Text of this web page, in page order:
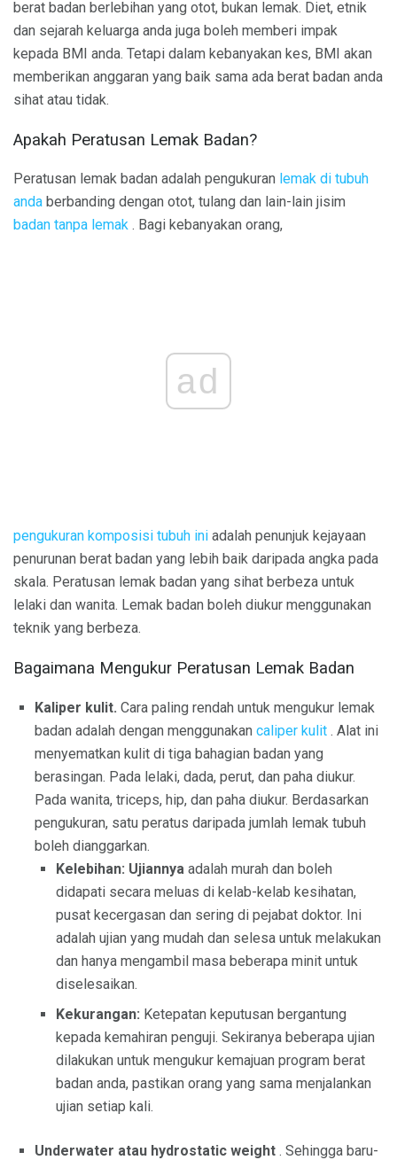
berat badan berlebihan yang otot, bukan lemak. Diet, etnik
dan sejarah keluarga anda juga boleh memberi impak
kepada BMI anda. Tetapi dalam kebanyakan kes, BMI akan
memberikan anggaran yang baik sama ada berat badan anda
sihat atau tidak.
Apakah Peratusan Lemak Badan?
Peratusan lemak badan adalah pengukuran lemak di tubuh
anda berbanding dengan otot, tulang dan lain-lain jisim
badan tanpa lemak . Bagi kebanyakan orang,
ad
pengukuran komposisi tubuh ini adalah penunjuk kejayaan
penurunan berat badan yang lebih baik daripada angka pada
skala. Peratusan lemak badan yang sihat berbeza untuk
lelaki dan wanita. Lemak badan boleh diukur menggunakan
teknik yang berbeza.
Bagaimana Mengukur Peratusan Lemak Badan
Kaliper kulit. Cara paling rendah untuk mengukur lemak
badan adalah dengan menggunakan caliper kulit . Alat ini
menyematkan kulit di tiga bahagian badan yang
berasingan. Pada lelaki, dada, perut, dan paha diukur.
Pada wanita, triceps, hip, dan paha diukur. Berdasarkan
pengukuran, satu peratus daripada jumlah lemak tubuh
boleh dianggarkan.
Kelebihan: Ujiannya adalah murah dan boleh
didapati secara meluas di kelab-kelab kesihatan,
pusat kecergasan dan sering di pejabat doktor. Ini
adalah ujian yang mudah dan selesa untuk melakukan
dan hanya mengambil masa beberapa minit untuk
diselesaikan.
Kekurangan: Ketepatan keputusan bergantung
kepada kemahiran penguji. Sekiranya beberapa ujian
dilakukan untuk mengukur kemajuan program berat
badan anda, pastikan orang yang sama menjalankan
ujian setiap kali.
Underwater atau hydrostatic weight . Sehingga baru-